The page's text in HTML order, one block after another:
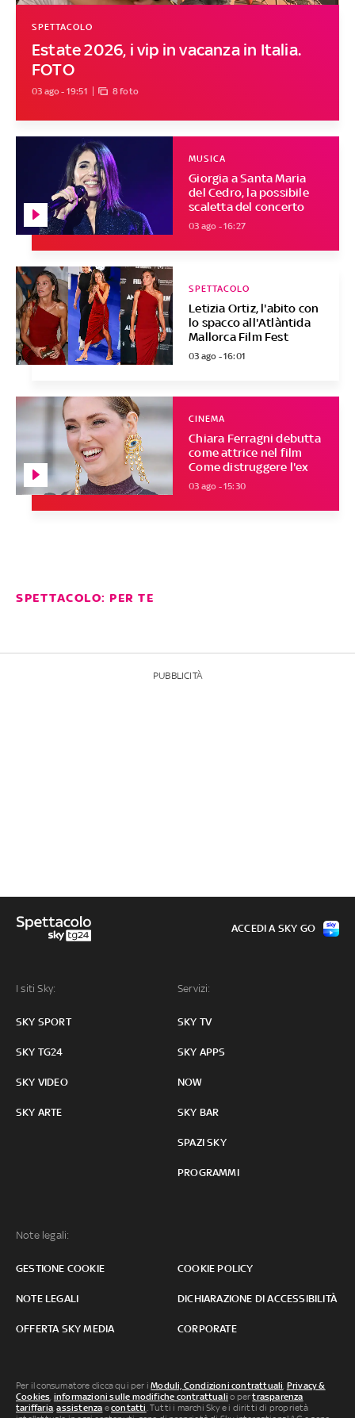
Estate 2026, i vip in vacanza in Italia.
FOTO
SPETTACOLO
03 ago - 19:51 8 foto
Giorgia a Santa Maria
del Cedro, la possibile
scaletta del concerto
MUSICA
03 ago - 16:27
Letizia Ortiz, l'abito con
lo spacco all'Atlàntida
Mallorca Film Fest
SPETTACOLO
03 ago - 16:01
Chiara Ferragni debutta
come attrice nel film
Come distruggere l'ex
CINEMA
03 ago - 15:30
SPETTACOLO: PER TE
PUBBLICITÀ
I siti Sky:
SKY SPORT
SKY TG24
SKY VIDEO
SKY ARTE
Servizi:
SKY TV
SKY APPS
NOW
SKY BAR
SPAZI SKY
PROGRAMMI
Note legali:
GESTIONE COOKIE COOKIE POLICY
NOTE LEGALI DICHIARAZIONE DI ACCESSIBILITÀ
OFFERTA SKY MEDIA CORPORATE
ACCEDI A SKY GO
Per il consumatore clicca qui per iModuli, Condizioni contrattuali, Privacy &
Cookies, informazioni sulle modifiche contrattuali o pertrasparenza
tariffaria,assistenza econtatti. Tutti i marchi Sky e i diritti di proprietà